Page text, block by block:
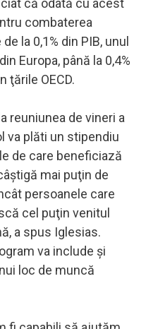
combaterea
la 0,1% din PIB, unul
Europa, până la 0,4%
ţările OECD.
reuniunea de vineri a
va plăti un stipendiu
de care beneficiază
mai puţin de
persoanele care
cel puţin venitul
a spus Iglesias.
va include şi
loc de muncă